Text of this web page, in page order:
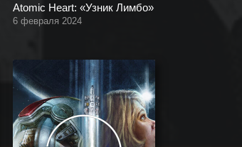
Atomic Heart: «Узник Лимбо»
6 февраля 2024